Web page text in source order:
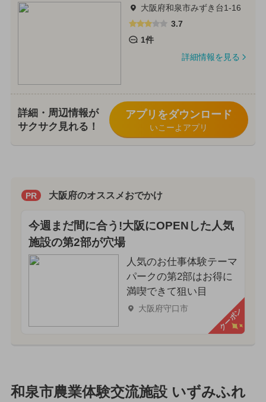
大阪府和泉市みずき台1-16
3.7
1件
詳細情報を見る
詳細・周辺情報が
サクサク見れる！
アプリをダウンロード
いこーよアプリ
PR 大阪府のオススメおでかけ
今週まだ間に合う!大阪にOPENした人気
施設の第2部が穴場
人気のお仕事体験テーマ
パークの第2部はお得に
満喫できて狙い目
大阪府守口市 クーポン
和泉市農業体験交流施設 いずみふれ